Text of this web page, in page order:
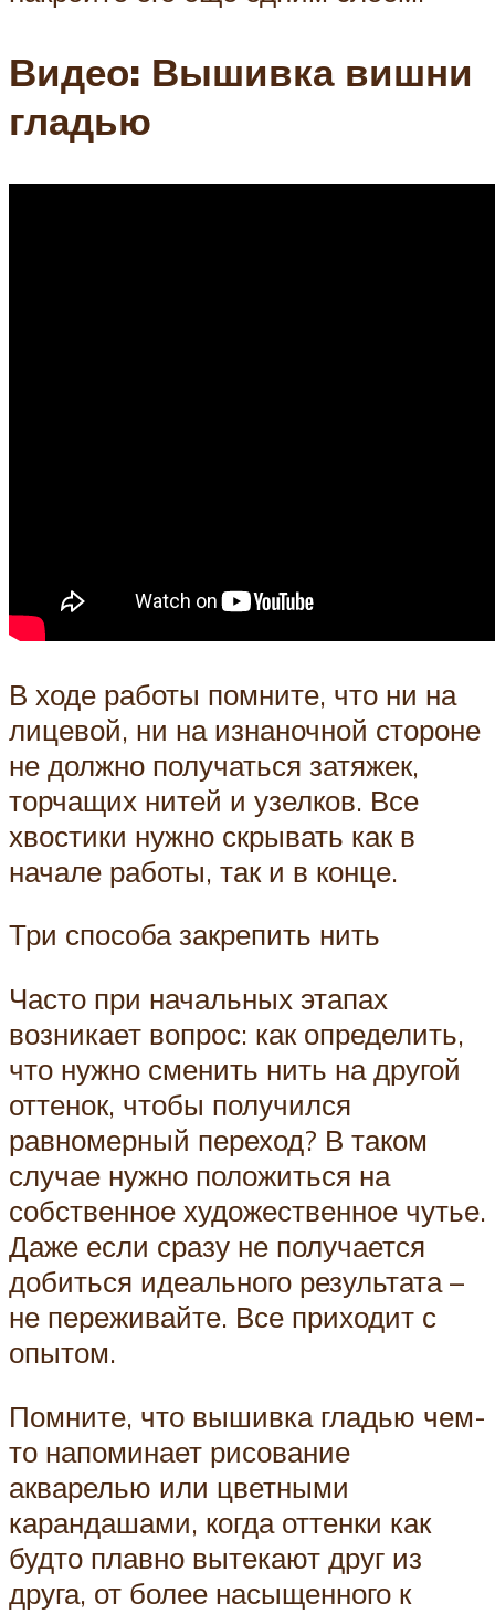
Видео: Вышивка вишни
гладью
В ходе работы помните, что ни на
лицевой, ни на изнаночной стороне
не должно получаться затяжек,
торчащих нитей и узелков. Все
хвостики нужно скрывать как в
начале работы, так и в конце.
Три способа закрепить нить
Часто при начальных этапах
возникает вопрос: как определить,
что нужно сменить нить на другой
оттенок, чтобы получился
равномерный переход? В таком
случае нужно положиться на
собственное художественное чутье.
Даже если сразу не получается
добиться идеального результата –
не переживайте. Все приходит с
опытом.
Помните, что вышивка гладью чем-
то напоминает рисование
акварелью или цветными
карандашами, когда оттенки как
будто плавно вытекают друг из
друга, от более насыщенного к